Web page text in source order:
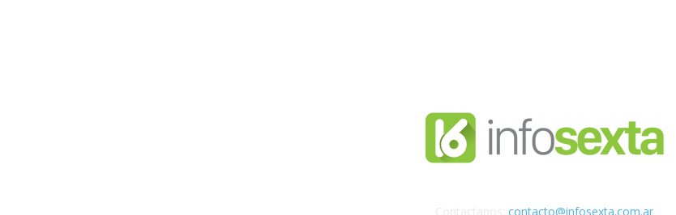
contacto@infosexta.com.ar